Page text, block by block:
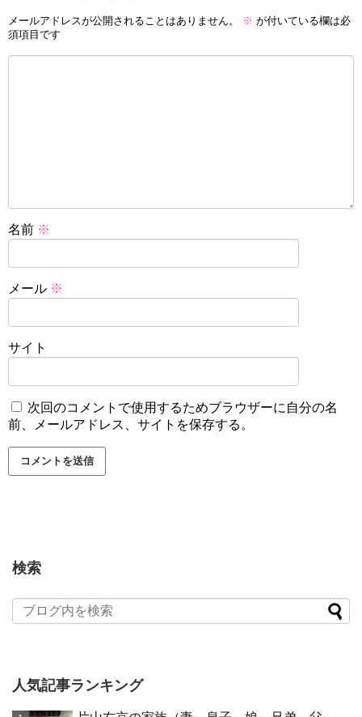
メールアドレスが公開されることはありません。 ※ が付いている欄は必
須項目です
名前 ※
メール ※
サイト
次回のコメントで使用するためブラウザーに自分の名
前、メールアドレス、サイトを保存する。
検索
人気記事ランキング